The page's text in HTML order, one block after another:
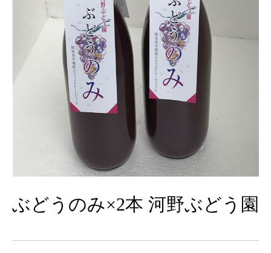
ぶどうのみ×2本 河野ぶどう園